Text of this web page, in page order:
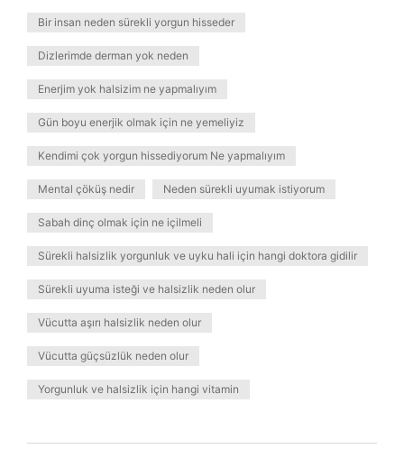
Bir insan neden sürekli yorgun hisseder
Dizlerimde derman yok neden
Enerjim yok halsizim ne yapmalıyım
Gün boyu enerjik olmak için ne yemeliyiz
Kendimi çok yorgun hissediyorum Ne yapmalıyım
Mental çöküş nedir Neden sürekli uyumak istiyorum
Sabah dinç olmak için ne içilmeli
Sürekli halsizlik yorgunluk ve uyku hali için hangi doktora gidilir
Sürekli uyuma isteği ve halsizlik neden olur
Vücutta aşırı halsizlik neden olur
Vücutta güçsüzlük neden olur
Yorgunluk ve halsizlik için hangi vitamin